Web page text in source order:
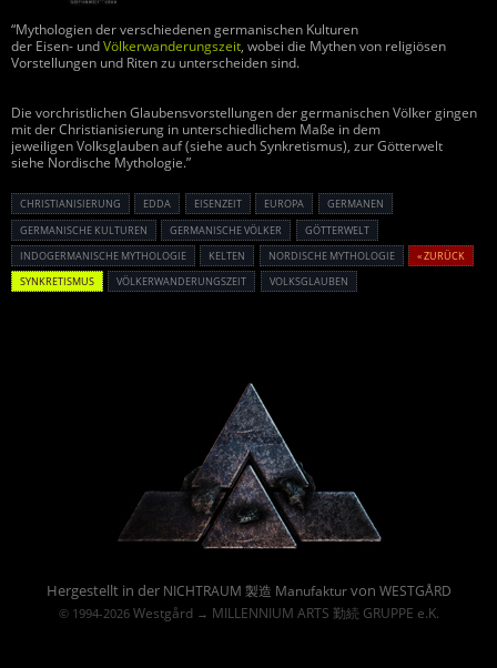
“Mythologien der verschiedenen germanischen Kulturen
der Eisen- undVölkerwanderungszeit, wobei die Mythen von religiösen
Vorstellungen und Riten zu unterscheiden sind.
Die vorchristlichen Glaubensvorstellungen der germanischen Völker gingen
mit der Christianisierung in unterschiedlichem Maße in dem
jeweiligen Volksglauben auf (siehe auch Synkretismus), zur Götterwelt
siehe Nordische Mythologie.”
CHRISTIANISIERUNG EDDA EISENZEIT EUROPA
GERMANEN
GERMANISCHE KULTUREN
GERMANISCHE VÖLKER
GÖTTERWELT
INDOGERMANISCHE MYTHOLOGIE
KELTEN NORDISCHE MYTHOLOGIE
« ZURÜCK
SYNKRETISMUS
VÖLKERWANDERUNGSZEIT VOLKSGLAUBEN
Hergestellt in der NICHTRAUM 製造 Manufakturvon WESTGÅRD
© 1994-2026 Westgård→ MILLENNIUM ARTS 勤続 GRUPPE e.K.
Powered By :